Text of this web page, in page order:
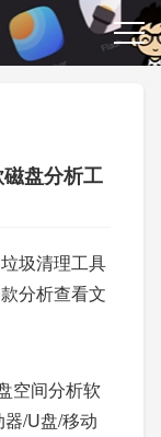
盘分析工
圾清理工具
分析查看文
空间分析软
/U盘/移动